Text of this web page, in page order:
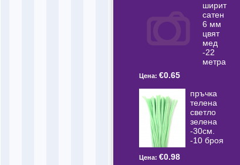
ширит
сатен
6 мм
цвят
мед
-22
метра
Цена: €0.65
пръчка
телена
светлo
зелена
-30см.
-10 броя
Цена: €0.98